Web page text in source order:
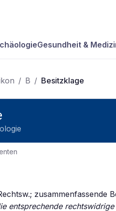
Gesundheit &
/ B / Besitzklage
zusammenfassende
entsprechende